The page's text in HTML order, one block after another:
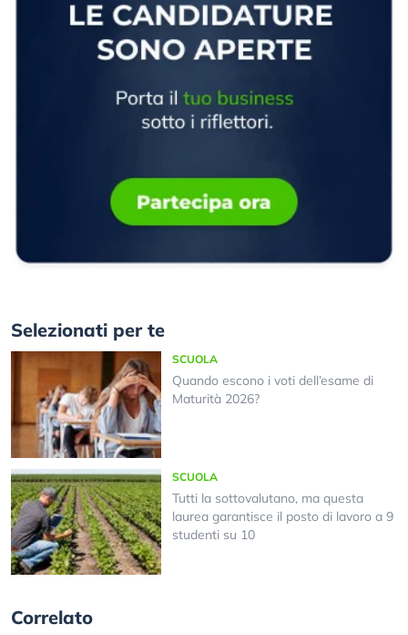
Selezionati per te
SCUOLA
Quando escono i voti dell’esame di
Maturità 2026?
SCUOLA
Tutti la sottovalutano, ma questa
laurea garantisce il posto di lavoro a 9
studenti su 10
Correlato